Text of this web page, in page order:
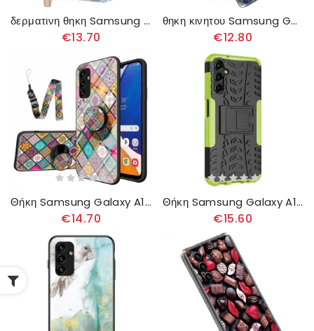
δερματινη θηκη Samsung Galaxy A14 / A14 5G με κορδονι Μόνο Thong Cats
€13.70
θηκη κινητου Samsung Galaxy A14 / A14 5G Ευέλικτη Γεωμετρία
€12.80
Θήκη Samsung Galaxy A14 / A14 5G Κουρελού
€14.70
Θήκη Samsung Galaxy A14 / A14 5G Ανθεκτική Σχεδίαση
€15.60